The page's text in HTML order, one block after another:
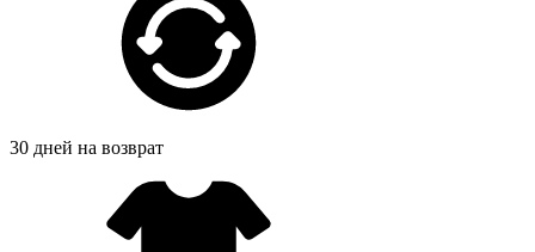
30 дней на возврат